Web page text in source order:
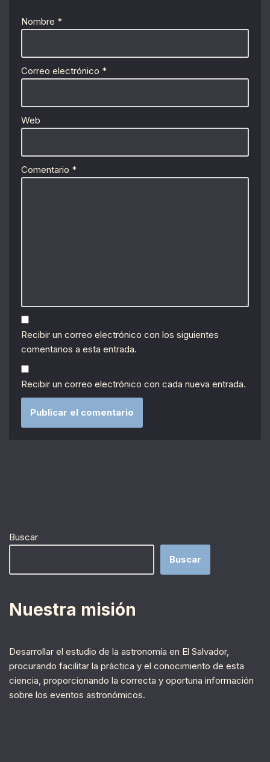
Nombre *
Correo electrónico *
Web
Comentario *
Recibir un correo electrónico con los siguientes
comentarios a esta entrada.
Recibir un correo electrónico con cada nueva entrada.
Buscar
Buscar
Nuestra misión
Desarrollar el estudio de la astronomía en El Salvador,
procurando facilitar la práctica y el conocimiento de esta
ciencia, proporcionando la correcta y oportuna información
sobre los eventos astronómicos.